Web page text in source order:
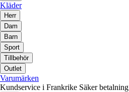
Kläder
Herr
Dam
Barn
Sport
Tillbehör
Outlet
Varumärken
Kundservice i Frankrike Säker betalning